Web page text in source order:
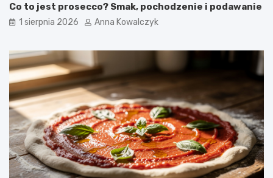
Co to jest prosecco? Smak, pochodzenie i podawanie
1 sierpnia 2026 Anna Kowalczyk